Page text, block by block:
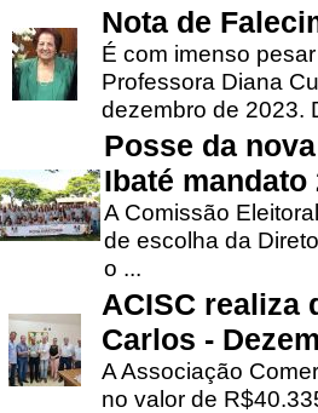
Nota de
É com imenso
Professora Diana
dezembro de 2023.
Posse da
Ibaté mandato
A Comissão
de escolha da
o ...
ACISC realiza
Carlos -
A Associação
no valor de